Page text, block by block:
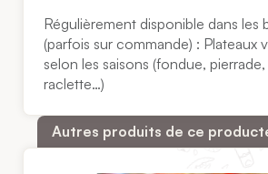
Régulièrement disponible dans les
(parfois sur commande) : Plateaux
selon les saisons (fondue,
raclette…)
Autres produits de ce